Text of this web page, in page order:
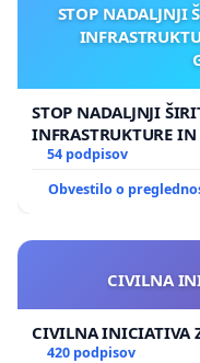
STOP NADALJNJI
STOP NADALJNJI
INFRASTRUKTURE
GRADIŠČAKU
54 podpisov
Obvestilo o
CIVILNA
CIVILNA INICIATIVA
420 podpisov